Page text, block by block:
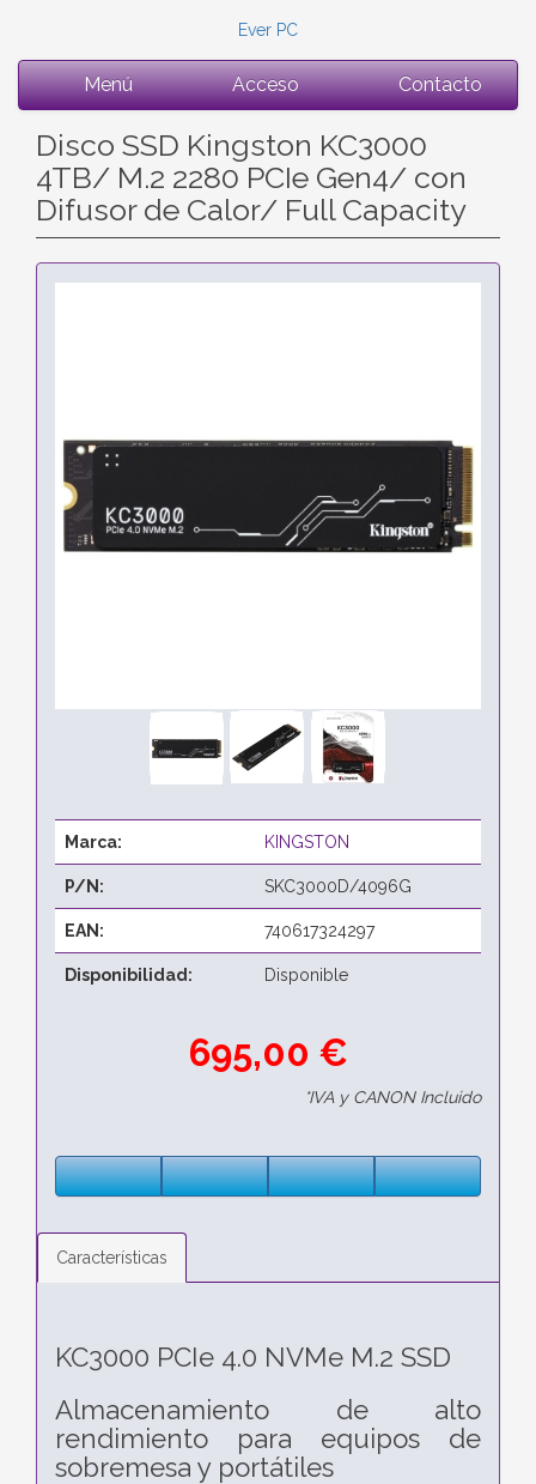
Ever PC
Menú Acceso Contacto
Disco SSD Kingston KC3000
4TB/ M.2 2280 PCIe Gen4/ con
Difusor de Calor/ Full Capacity
Marca: KINGSTON
P/N: SKC3000D/4096G
EAN: 740617324297
Disponibilidad: Disponible
695,00 €
*IVA y CANON Incluido
Características
KC3000 PCIe 4.0 NVMe M.2 SSD
Almacenamiento de alto
rendimiento para equipos de
sobremesa y portátiles